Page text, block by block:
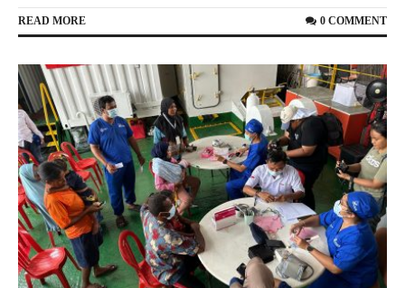
READ MORE 0 COMMENT